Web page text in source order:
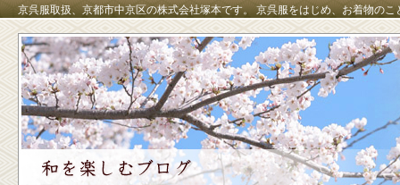
京呉服取扱、京都市中京区の株式会社塚本です。 京呉服をはじめ、お着物の